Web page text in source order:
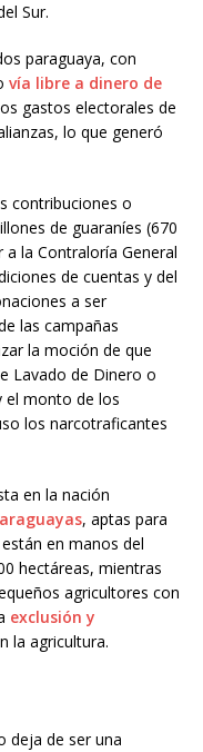
Sur.
paraguaya, con
vía libre a dinero de
gastos electorales de
lo que generó
contribuciones o
de guaraníes (670
la Contraloría General
de cuentas y del
a ser
las campañas
la moción de que
Lavado de Dinero o
el monto de los
los narcotraficantes
en la nación
, aptas para
en manos del
hectáreas, mientras
agricultores con
exclusión y
la agricultura.
deja de ser una